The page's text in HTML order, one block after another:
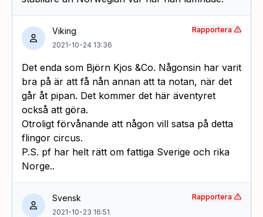
Viking
2021-10-24 13:36
Det enda som Björn Kjos &Co. Någonsin har varit
bra på är att få nån annan att ta notan, när det
går åt pipan. Det kommer det här äventyret
också att göra.
Otroligt förvånande att någon vill satsa på detta
flingor circus.
P.S. pf har helt rätt om fattiga Sverige och rika
Norge..
Rapportera
Svensk
2021-10-23 16:51
Rapportera